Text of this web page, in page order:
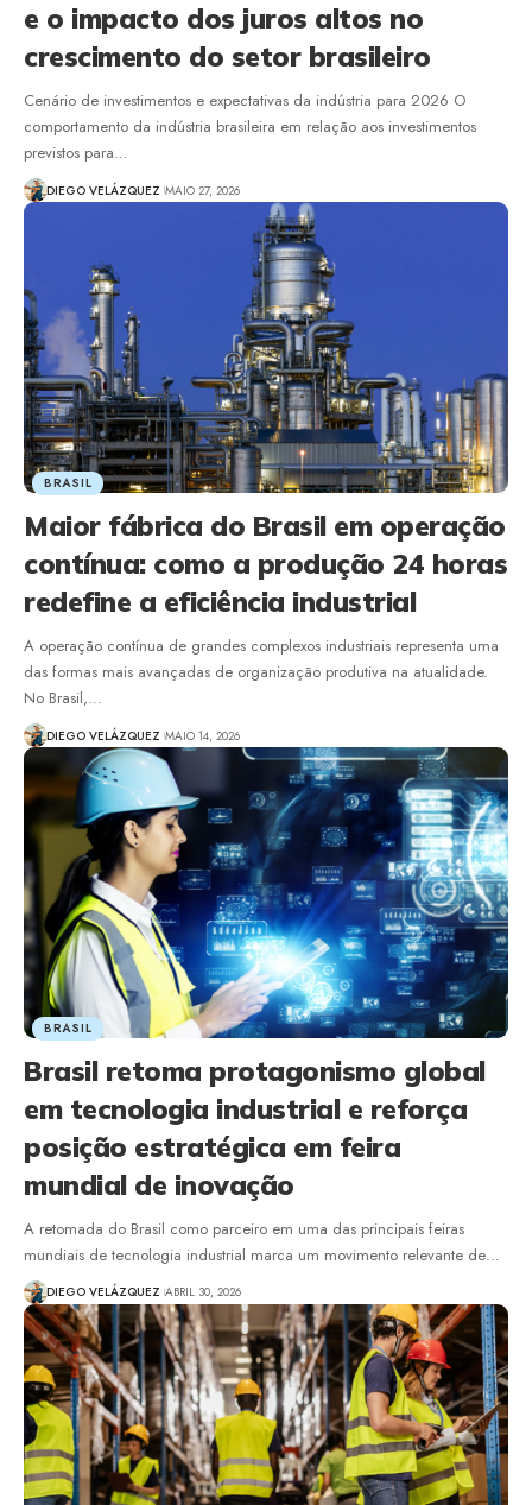
e o impacto dos juros altos no
crescimento do setor brasileiro
Cenário de investimentos e expectativas da indústria para 2026 O
comportamento da indústria brasileira em relação aos investimentos
previstos para…
DIEGO VELÁZQUEZ MAIO 27, 2026
BRASIL
Maior fábrica do Brasil em operação
contínua: como a produção 24 horas
redefine a eficiência industrial
A operação contínua de grandes complexos industriais representa uma
das formas mais avançadas de organização produtiva na atualidade.
No Brasil,…
DIEGO VELÁZQUEZ MAIO 14, 2026
BRASIL
Brasil retoma protagonismo global
em tecnologia industrial e reforça
posição estratégica em feira
mundial de inovação
A retomada do Brasil como parceiro em uma das principais feiras
mundiais de tecnologia industrial marca um movimento relevante de…
DIEGO VELÁZQUEZ ABRIL 30, 2026